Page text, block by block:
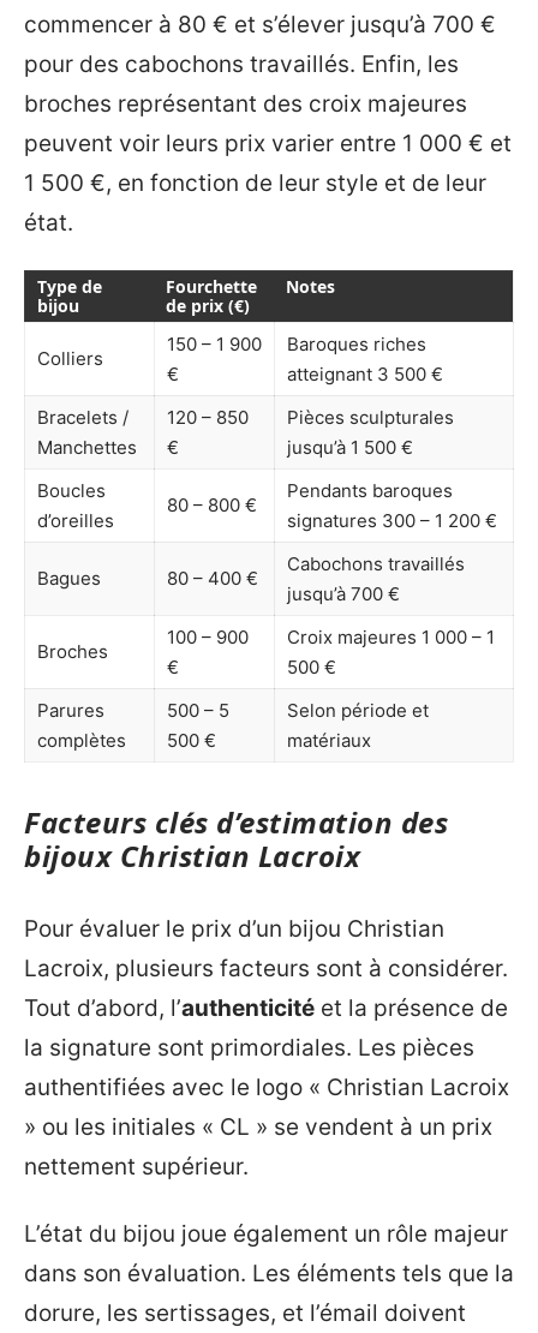
commencer à 80 € et s’élever jusqu’à 700 €
pour des cabochons travaillés. Enfin, les
broches représentant des croix majeures
peuvent voir leurs prix varier entre 1 000 € et
1 500 €, en fonction de leur style et de leur
état.
Type de
bijou
Fourchette
de prix (€)
Notes
Colliers
150 – 1 900
€
Baroques riches
atteignant 3 500 €
Bracelets /
Manchettes
120 – 850
€
Pièces sculpturales
jusqu’à 1 500 €
Boucles
d’oreilles
80 – 800 €
Pendants baroques
signatures 300 – 1 200 €
Bagues 80 – 400 €
Cabochons travaillés
jusqu’à 700 €
Broches
100 – 900
€
Croix majeures 1 000 – 1
500 €
Parures
complètes
500 – 5
500 €
Selon période et
matériaux
Facteurs clés d’estimation des
bijoux Christian Lacroix
Pour évaluer le prix d’un bijou Christian
Lacroix, plusieurs facteurs sont à considérer.
Tout d’abord, l’authenticité et la présence de
la signature sont primordiales. Les pièces
authentifiées avec le logo « Christian Lacroix
» ou les initiales « CL » se vendent à un prix
nettement supérieur.
L’état du bijou joue également un rôle majeur
dans son évaluation. Les éléments tels que la
dorure, les sertissages, et l’émail doivent